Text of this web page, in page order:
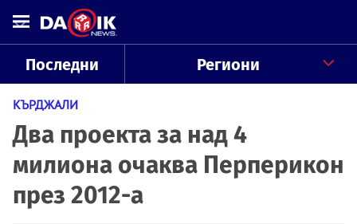
Последни Региони
КЪРДЖАЛИ
Два проекта за над 4
милиона очаква Перперикон
през 2012-а